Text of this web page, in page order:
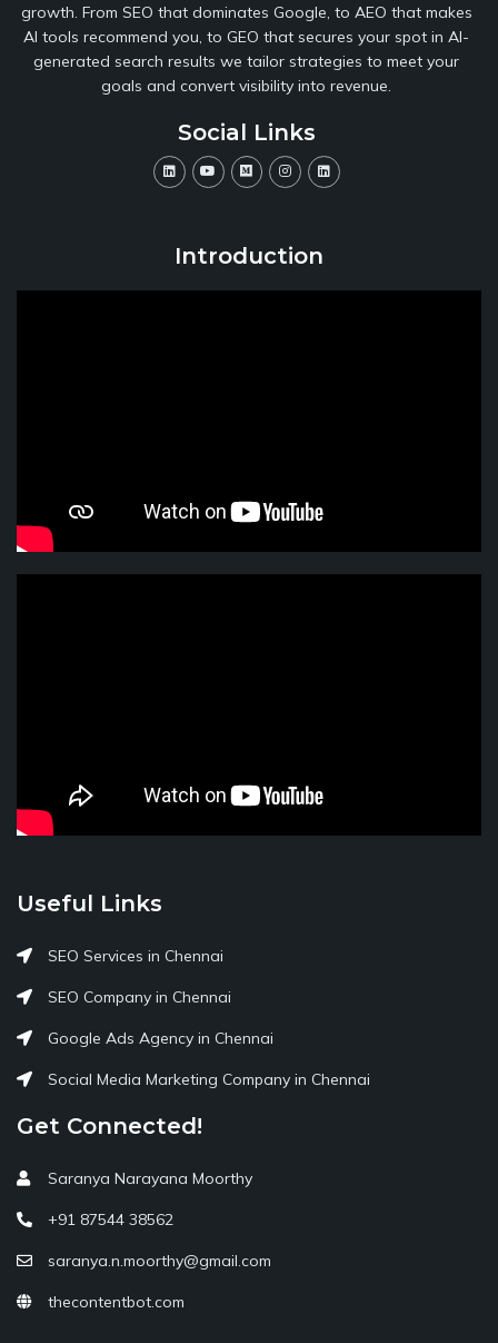
growth. From SEO that dominates Google, to AEO that makes
AI tools recommend you, to GEO that secures your spot in AI-
generated search results we tailor strategies to meet your
goals and convert visibility into revenue.
Social Links
Introduction
Useful Links
SEO Services in Chennai
SEO Company in Chennai
Google Ads Agency in Chennai
Social Media Marketing Company in Chennai
Get Connected!
Saranya Narayana Moorthy
+91 87544 38562
saranya.n.moorthy@gmail.com
thecontentbot.com